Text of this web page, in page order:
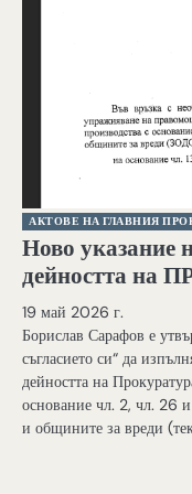
АКТОВЕ НА ГЛАВНИЯ
Ново указание
дейността на
19 май 2026 г.
Борислав Сарафов е
съгласието си“ да
дейността на
основание чл. 2, чл. 26 и
и общините за вреди